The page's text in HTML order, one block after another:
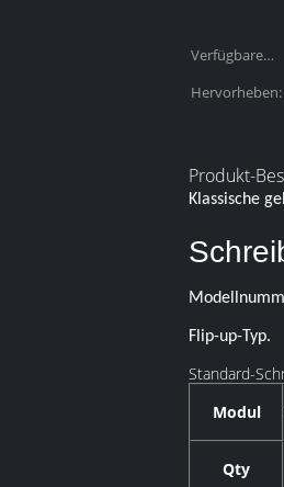
Verfügbare
Hervorheben:
Produkt-
Klassische
Flip-up-Typ.
Standard-
Modul
Qty